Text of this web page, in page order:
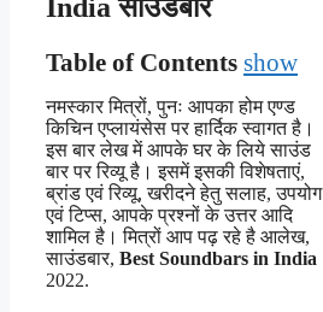
India साउंडबार
Table of Contents show
नमस्कार मित्रों, पुनः आपका होम एण्ड
किचिन एप्लायंसेस पर हार्दिक स्वागत है।
इस बार लेख में आपके घर के लिये साउंड
बार पर रिव्यू है। इसमें इसकी विशेषताएं,
ब्रांड एवं रिव्यू, खरीदने हेतु सलाह, उपयोग
एवं टिप्स, आपके प्रश्नों के उत्तर आदि
शामिल है। मित्रों आप पढ़ रहे है आलेख,
साउंडबार, Best Soundbars in India
2022.